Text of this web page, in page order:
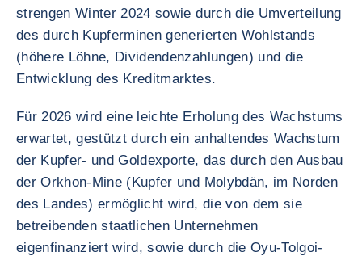
strengen Winter 2024 sowie durch die Umverteilung
des durch Kupferminen generierten Wohlstands
(höhere Löhne, Dividendenzahlungen) und die
Entwicklung des Kreditmarktes.
Für 2026 wird eine leichte Erholung des Wachstums
erwartet, gestützt durch ein anhaltendes Wachstum
der Kupfer- und Goldexporte, das durch den Ausbau
der Orkhon-Mine (Kupfer und Molybdän, im Norden
des Landes) ermöglicht wird, die von dem sie
betreibenden staatlichen Unternehmen
eigenfinanziert wird, sowie durch die Oyu-Tolgoi-